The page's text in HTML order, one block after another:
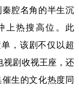
腔名角的半生沉
上热搜高位。此
，该剧不仅以超
视剧收视王座，还
生的文化热度同